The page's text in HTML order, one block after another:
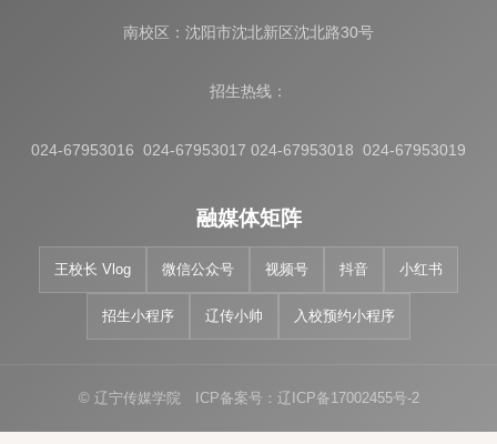
南校区：沈阳市沈北新区沈北路30号
招生热线：
024-67953016 024-67953017 024-67953018 024-67953019
融媒体矩阵
王校长 Vlog 微信公众号 视频号 抖音 小红书
招生小程序 辽传小帅 入校预约小程序
© 辽宁传媒学院 ICP备案号：辽ICP备17002455号-2